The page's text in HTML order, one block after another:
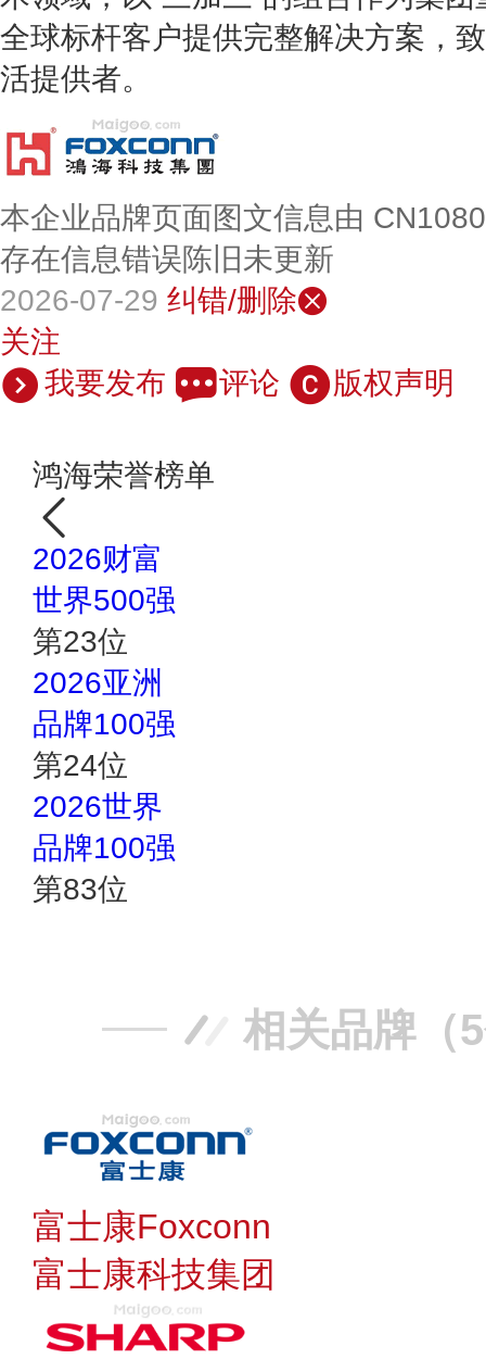
全球标杆客户提供完整解决方案，
活提供者。
本企业品牌页面图文信息由
存在信息错误陈旧未更新
2026-07-29 纠错/删除
关注
我要发布
评论 版权声明
鸿海荣誉榜单
2026财富
世界500强
第23位
2026亚洲
品牌100强
第24位
2026世界
品牌100强
第83位
相关品牌（
富士康Foxconn
富士康科技集团